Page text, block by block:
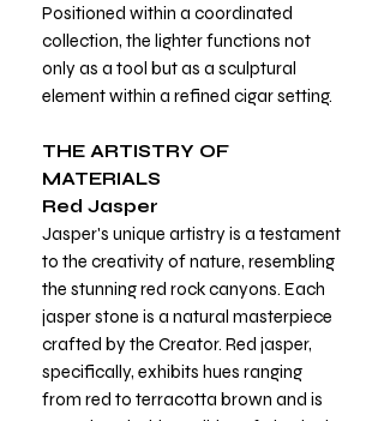
Positioned within a coordinated
collection, the lighter functions not
only as a tool but as a sculptural
element within a refined cigar setting.
THE ARTISTRY OF
MATERIALS
Red Jasper
Jasper's unique artistry is a testament
to the creativity of nature, resembling
the stunning red rock canyons. Each
jasper stone is a natural masterpiece
crafted by the Creator. Red jasper,
specifically, exhibits hues ranging
from red to terracotta brown and is